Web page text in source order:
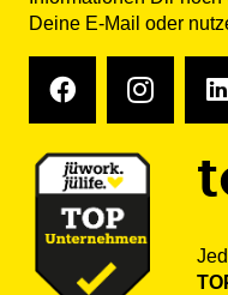
Deine E-Mail oder